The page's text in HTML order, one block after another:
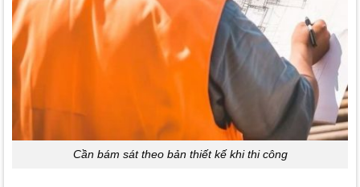
Cần bám sát theo bản thiết kế khi thi công